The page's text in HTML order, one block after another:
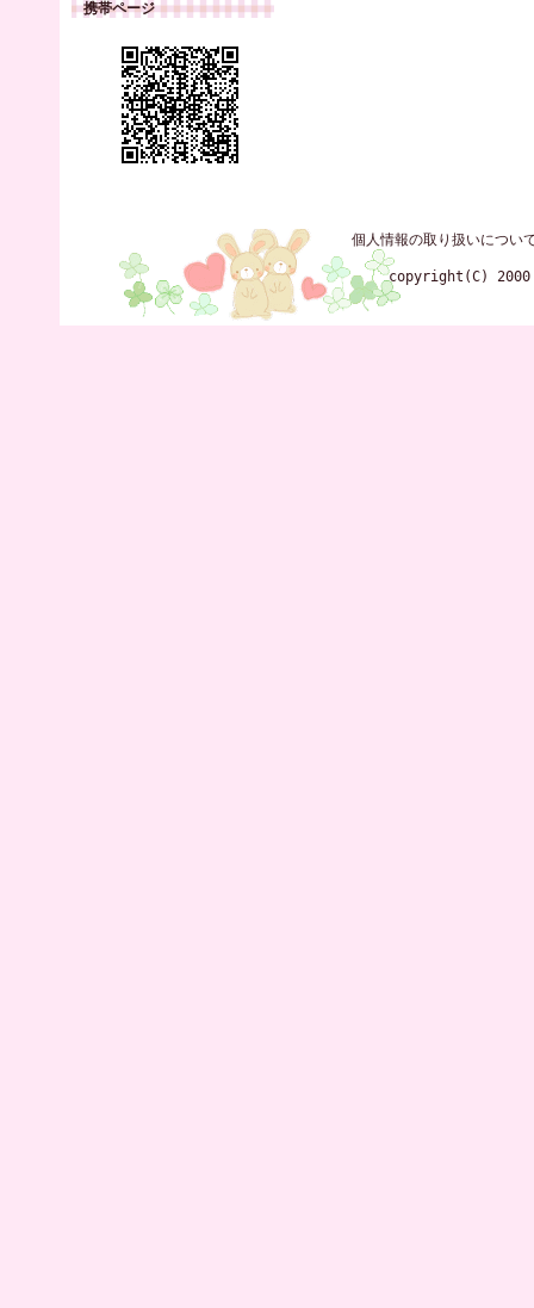
携帯ページ
個人情報の取り扱いについ
copyright(C) 2000